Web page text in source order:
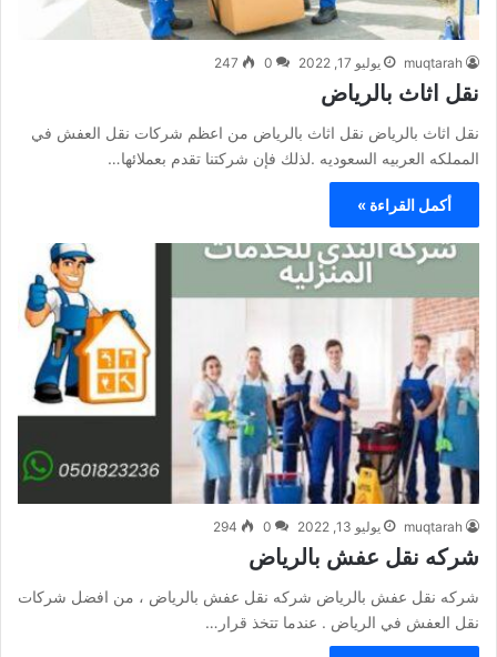
muqtarah يوليو 17, 2022 0
247
نقل اثاث بالرياض
نقل اثاث بالرياض نقل اثاث بالرياض من اعظم شركات نقل العفش في
المملكه العربيه السعوديه .لذلك فإن شركتنا تقدم بعملائها…
أكمل القراءة »
muqtarah يوليو 13, 2022 0
294
شركه نقل عفش بالرياض
شركه نقل عفش بالرياض شركه نقل عفش بالرياض ، من افضل شركات
نقل العفش في الرياض . عندما تتخذ قرار…